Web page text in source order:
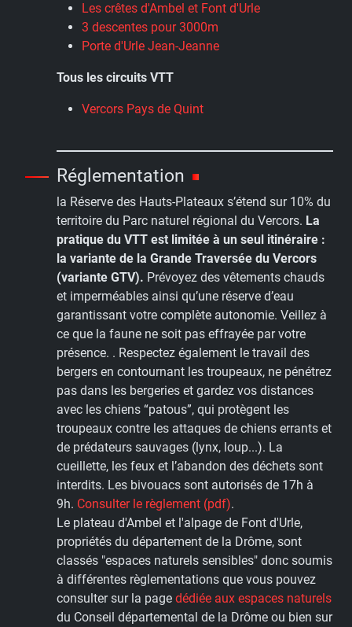
Les crêtes d'Ambel et Font d'Urle
3 descentes pour 3000m
Porte d'Urle Jean-Jeanne
Tous les circuits VTT
Vercors Pays de Quint
Réglementation
la Réserve des Hauts-Plateaux s’étend sur 10% du
territoire du Parc naturel régional du Vercors. La
pratique du VTT est limitée à un seul itinéraire :
la variante de la Grande Traversée du Vercors
(variante GTV). Prévoyez des vêtements chauds
et imperméables ainsi qu’une réserve d’eau
garantissant votre complète autonomie. Veillez à
ce que la faune ne soit pas effrayée par votre
présence. . Respectez également le travail des
bergers en contournant les troupeaux, ne pénétrez
pas dans les bergeries et gardez vos distances
avec les chiens “patous”, qui protègent les
troupeaux contre les attaques de chiens errants et
de prédateurs sauvages (lynx, loup...). La
cueillette, les feux et l’abandon des déchets sont
in­terdits. Les bivouacs sont autorisés de 17h à
9h. Consulter le règlement (pdf).
Le plateau d'Ambel et l'alpage de Font d'Urle,
propriétés du département de la Drôme, sont
classés "espaces naturels sensibles" donc soumis
à différentes règlementations que vous pouvez
consulter sur la page dédiée aux espaces naturels
du Conseil départemental de la Drôme ou bien sur